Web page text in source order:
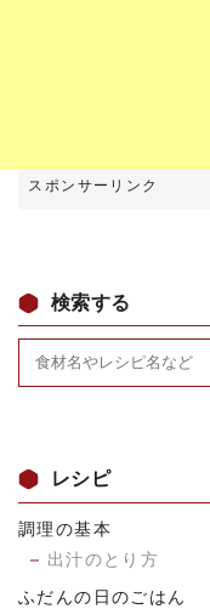
検索する
レシピ
調理の基本
出汁のとり方
ふだんの日のごはん